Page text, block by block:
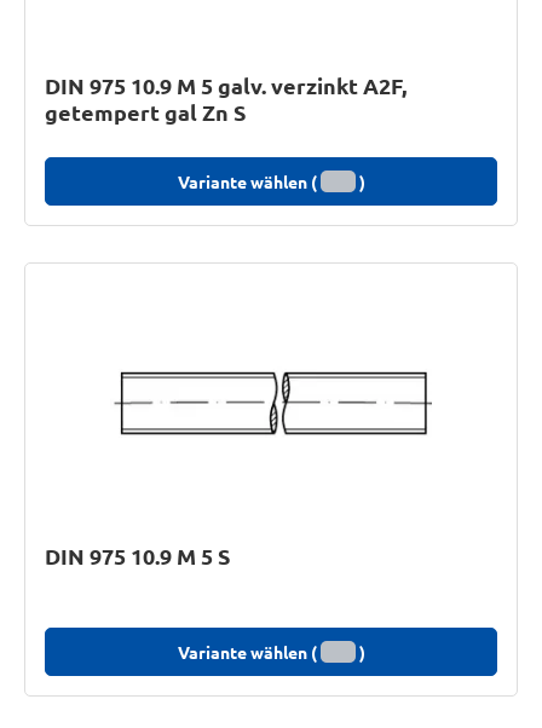
DIN 975 10.9 M 5 galv. verzinkt A2F,
getempert gal Zn S
Variante wählen ( )
DIN 975 10.9 M 5 S
Variante wählen ( )